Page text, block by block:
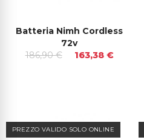
Batteria Nimh Cordless
72v
186,90 €
163,38 €
PREZZO VALIDO SOLO ONLINE